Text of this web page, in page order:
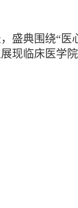
盛典围绕“
现临床医学